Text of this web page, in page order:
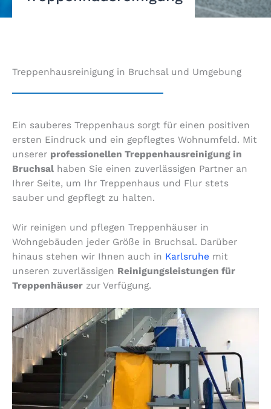
Treppenhausreinigung in Bruchsal und Umgebung
Ein sauberes Treppenhaus sorgt für einen positiven
ersten Eindruck und ein gepflegtes Wohnumfeld. Mit
unserer professionellen Treppenhausreinigung in
Bruchsal haben Sie einen zuverlässigen Partner an
Ihrer Seite, um Ihr Treppenhaus und Flur stets
sauber und gepflegt zu halten.
Wir reinigen und pflegen Treppenhäuser in
Wohngebäuden jeder Größe in Bruchsal. Darüber
hinaus stehen wir Ihnen auch in Karlsruhe mit
unseren zuverlässigen Reinigungsleistungen für
Treppenhäuser zur Verfügung.